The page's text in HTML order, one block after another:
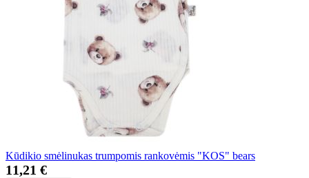
Kūdikio smėlinukas trumpomis rankovėmis "KOS" bears
11,21 €